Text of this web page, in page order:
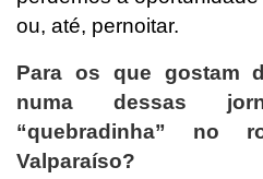
ou, até, pernoitar.
Para os que gostam
numa dessas
“quebradinha” no
Valparaíso?